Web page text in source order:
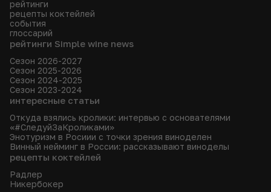
рейтинги
рецепты коктейлей
события
глоссарий
рейтинги Simple wine news
Сезон 2026-2027
Сезон 2025-2026
Сезон 2024-2025
Сезон 2023-2024
интересные статьи
Откуда взялись кролики: интервью с основателями
«#СледуйЗаКроликами»
Энотуризм в Росиии с точки зрения виноделен
Винный нейминг в России: рассказывают виноделы
рецепты коктейлей
Радлер
Никербокер